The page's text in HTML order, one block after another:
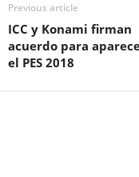
Previous article
ICC y Konami firman
acuerdo para
el PES 2018